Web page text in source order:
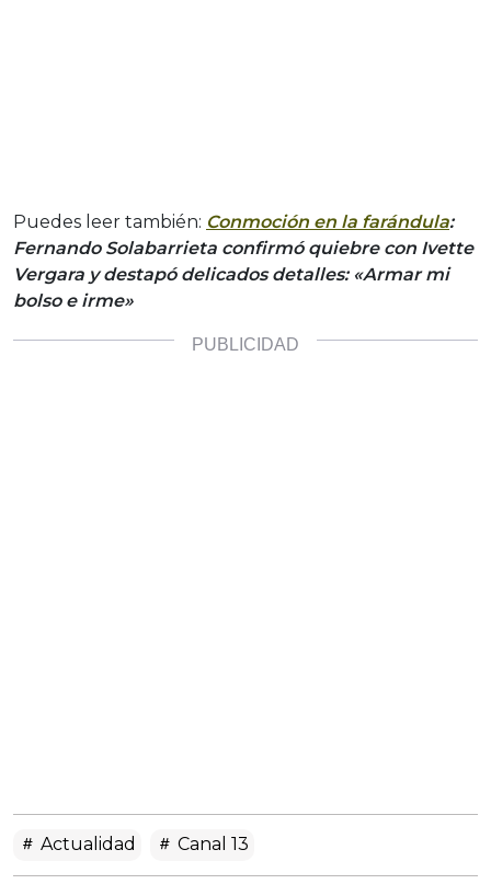
Puedes leer también: Conmoción en la farándula:
Fernando Solabarrieta confirmó quiebre con Ivette
Vergara y destapó delicados detalles: «Armar mi
bolso e irme»
Actualidad Canal 13